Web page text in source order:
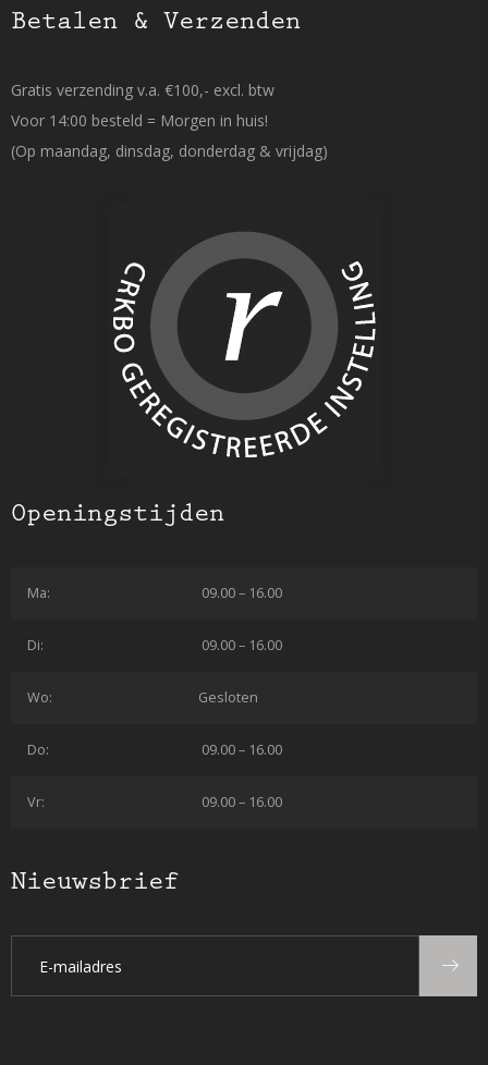
Betalen & Verzenden
Gratis verzending v.a. €100,- excl. btw
Voor 14:00 besteld = Morgen in huis!
(Op maandag, dinsdag, donderdag & vrijdag)
Openingstijden
Ma: 09.00 – 16.00
Di: 09.00 – 16.00
Wo: Gesloten
Do: 09.00 – 16.00
Vr: 09.00 – 16.00
Nieuwsbrief